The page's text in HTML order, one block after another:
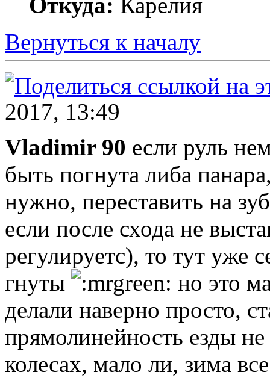
Вернуться к началу
2017, 13:49
Vladimir 90 если руль
быть погнута либа
нужно, переставить на
если после схода не
регулируетс), то тут уже
гнуты
но это
делали наверно просто,
прямолинейность езды
колесах, мало ли, зима